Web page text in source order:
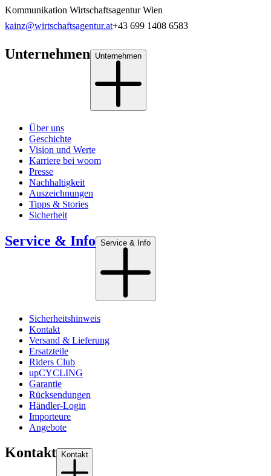
Kommunikation Wirtschaftsagentur Wien
kainz@wirtschaftsagentur.at+43 699 1408 6583
Unternehmen Unternehmen
Über uns
Geschichte
Vision und Werte
Karriere bei woom
Presse
Nachhaltigkeit
Auszeichnungen
Tipps & Stories
Sicherheit
Service & Info Service & Info
Sicherheitshinweis
Kontakt
Versand & Lieferung
Ersatzteile
Riders Club
upCYCLING
Garantie
Rücksendungen
Händler-Login
Importeure
Angebote
Kontakt Kontakt